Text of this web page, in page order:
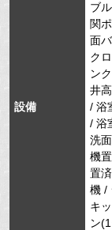
設備
ブ
関
面
ク
ン
井
/ 浴
/ 浴
洗
機
置
機 /
キ
ン